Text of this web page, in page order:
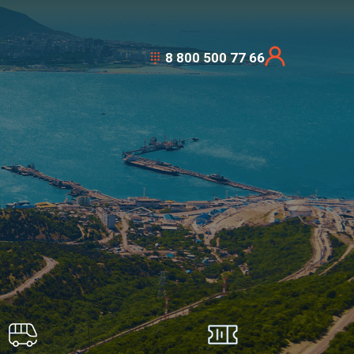
8 800 500 77 66